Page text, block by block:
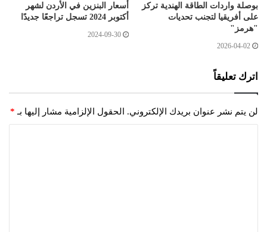
بوصلة واردات الطاقة الهندية تركز
على أفريقيا لتجنب تحديات
"هرمز"
2026-04-02
أسعار البنزين في الأردن لشهر
أكتوبر 2024 تسجل تراجعًا جديدًا
2024-09-30
اترك تعليقاً
لن يتم نشر عنوان بريدك الإلكتروني. الحقول الإلزامية مشار إليها بـ *